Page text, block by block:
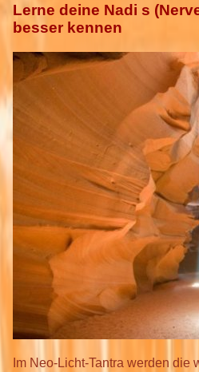
Lerne deine Nadi s
besser kennen
Im Neo-Licht-Tantra werden die